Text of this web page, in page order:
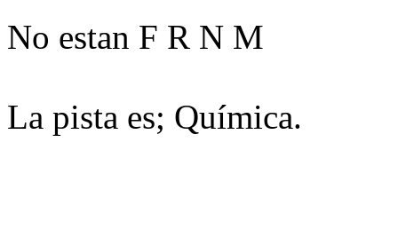
No estan F R N M
La pista es; Química.